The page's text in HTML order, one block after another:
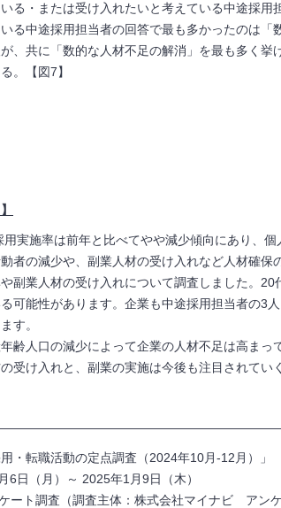
る・または受け入れたいと考えている中途採
る中途採用担当者の回答で最も多かったのは「
、共に「数的な人材不足の解消」を最も多く
。【図7】
実施率は前年と比べてやや減少傾向にあり、
者の減少や、副業人材の受け入れなど人材確保
副業人材の受け入れについて調査しました。
可能性があります。企業も中途採用担当者の3
す。
齢人口の減少によって企業の人材不足は高ま
受け入れと、副業の実施は今後も注目されてい
・転職活動の定点調査（2024年10月-12月）」
6日（月）～ 2025年1月9日（木）
ート調査（調査主体：株式会社マイナビ アン